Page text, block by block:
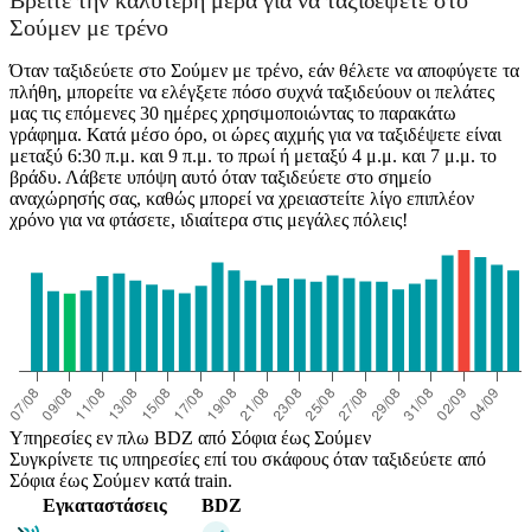
Σούμεν με τρένο
Όταν ταξιδεύετε στο Σούμεν με τρένο, εάν θέλετε να αποφύγετε τα
πλήθη, μπορείτε να ελέγξετε πόσο συχνά ταξιδεύουν οι πελάτες
μας τις επόμενες 30 ημέρες χρησιμοποιώντας το παρακάτω
γράφημα. Κατά μέσο όρο, οι ώρες αιχμής για να ταξιδέψετε είναι
μεταξύ 6:30 π.μ. και 9 π.μ. το πρωί ή μεταξύ 4 μ.μ. και 7 μ.μ. το
βράδυ. Λάβετε υπόψη αυτό όταν ταξιδεύετε στο σημείο
αναχώρησής σας, καθώς μπορεί να χρειαστείτε λίγο επιπλέον
χρόνο για να φτάσετε, ιδιαίτερα στις μεγάλες πόλεις!
Υπηρεσίες εν πλω BDZ από Σόφια έως Σούμεν
Συγκρίνετε τις υπηρεσίες επί του σκάφους όταν ταξιδεύετε από
Σόφια έως Σούμεν κατά train.
Εγκαταστάσεις
BDZ